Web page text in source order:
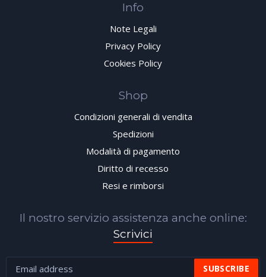
Info
Note Legali
Privacy Policy
Cookies Policy
Shop
Condizioni generali di vendita
Spedizioni
Modalità di pagamento
Diritto di recesso
Resi e rimborsi
Il nostro servizio assistenza anche online:
Scrivici